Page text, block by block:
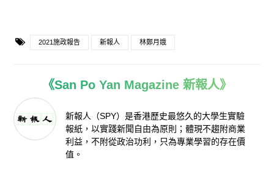
2021施政報告 新報人 林鄭月娥
《San Po Yan Magazine 新報人》
新報人（SPY）是香港歷史最悠久的大學生實驗
報紙，以實踐新聞自由為原則；體現不趨附商業
利益，不附從政治功利，只為專業學習的存在價
值。